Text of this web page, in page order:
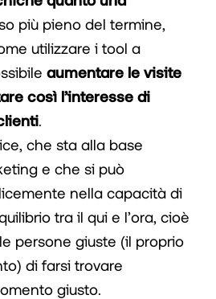
più pieno del termine,
utilizzare i tool a
aumentare le visite
così l’interesse di
.
che sta alla base
e che si può
nella capacità di
tra il qui e l’ora, cioè
persone giuste (il proprio
di farsi trovare
giusto.